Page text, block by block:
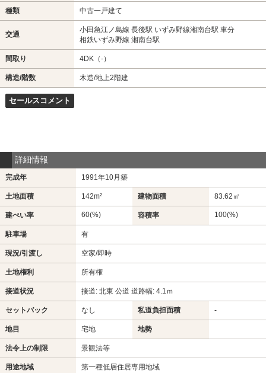
種類 中古一戸建て
交通
小田急江ノ島線 長後駅 いずみ野線湘南台駅 車分
相鉄いずみ野線 湘南台駅
間取り 4DK（-）
構造/階数 木造/地上2階建
セールスコメント
詳細情報
完成年 1991年10月築
土地面積 142m² 建物面積 83.62㎡
建ぺい率 60(%) 容積率 100(%)
駐車場 有
現況/引渡し 空家/即時
土地権利 所有権
接道状況 接道: 北東 公道 道路幅: 4.1ｍ
セットバック なし 私道負担面積 -
地目 宅地 地勢
法令上の制限 景観法等
用途地域 第一種低層住居専用地域